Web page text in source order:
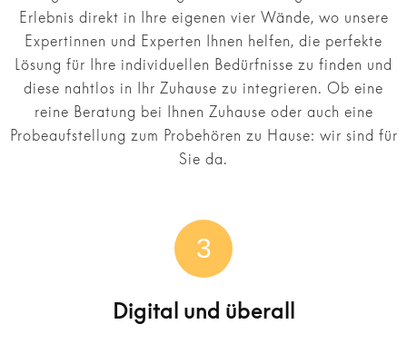
Erlebnis direkt in Ihre eigenen vier Wände, wo unsere
Expertinnen und Experten Ihnen helfen, die perfekte
Lösung für Ihre individuellen Bedürfnisse zu finden und
diese nahtlos in Ihr Zuhause zu integrieren. Ob eine
reine Beratung bei Ihnen Zuhause oder auch eine
Probeaufstellung zum Probehören zu Hause: wir sind für
Sie da.
3
Digital und überall